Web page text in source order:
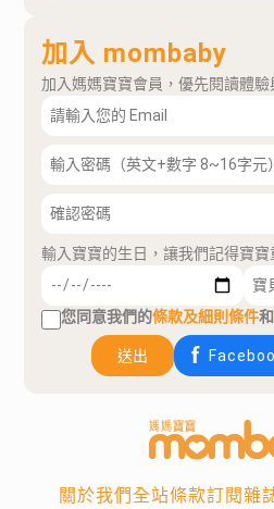
加入 mombaby
加入媽媽寶寶會員，優先閱讀體驗
輸入寶寶的生日，讓我們記得寶寶
您同意我們的條款及細則條件和
送出
關於我們全站條款訂閱雜